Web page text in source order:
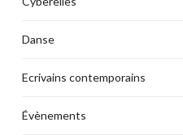
Danse
Ecrivains contemporains
Évènements